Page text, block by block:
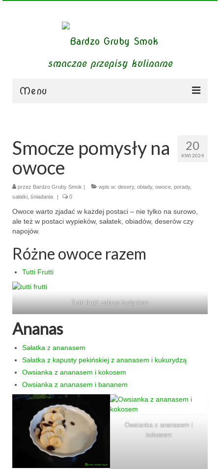
smaczne przepisy kulinarne
Menu
dania mięsne
dania mączne
jednogarnkowe
sałatki
torty
muffinki
inne
pizze
śniadania
przekąski
20
KWI 2024
Smocze pomysły na
owoce
przez Bardzo Gruby Smok | wpis w: desery, obiady, owoce porady,
sałatki śniadania | 0
Owoce warto zjadać w każdej postaci – nie tylko na surowo,
ale też w postaci wypieków, sałatek, obiadów, deserów czy
napojów.
Różne owoce razem
Tutti Frutti
Tutti frutti zalane budyniem
Ananas
Sałatka z ananasem
Sałatka z kapusty pekińskiej z ananasem i kukurydzą
Owsianka z ananasem i kokosem
Owsianka z ananasem i bananem
Owsianka z ananasem i
kokosem